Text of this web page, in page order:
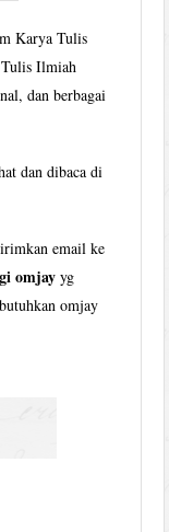
Karya Tulis
Ilmiah
dan berbagai
dan dibaca di
email ke
omjay yg
omjay